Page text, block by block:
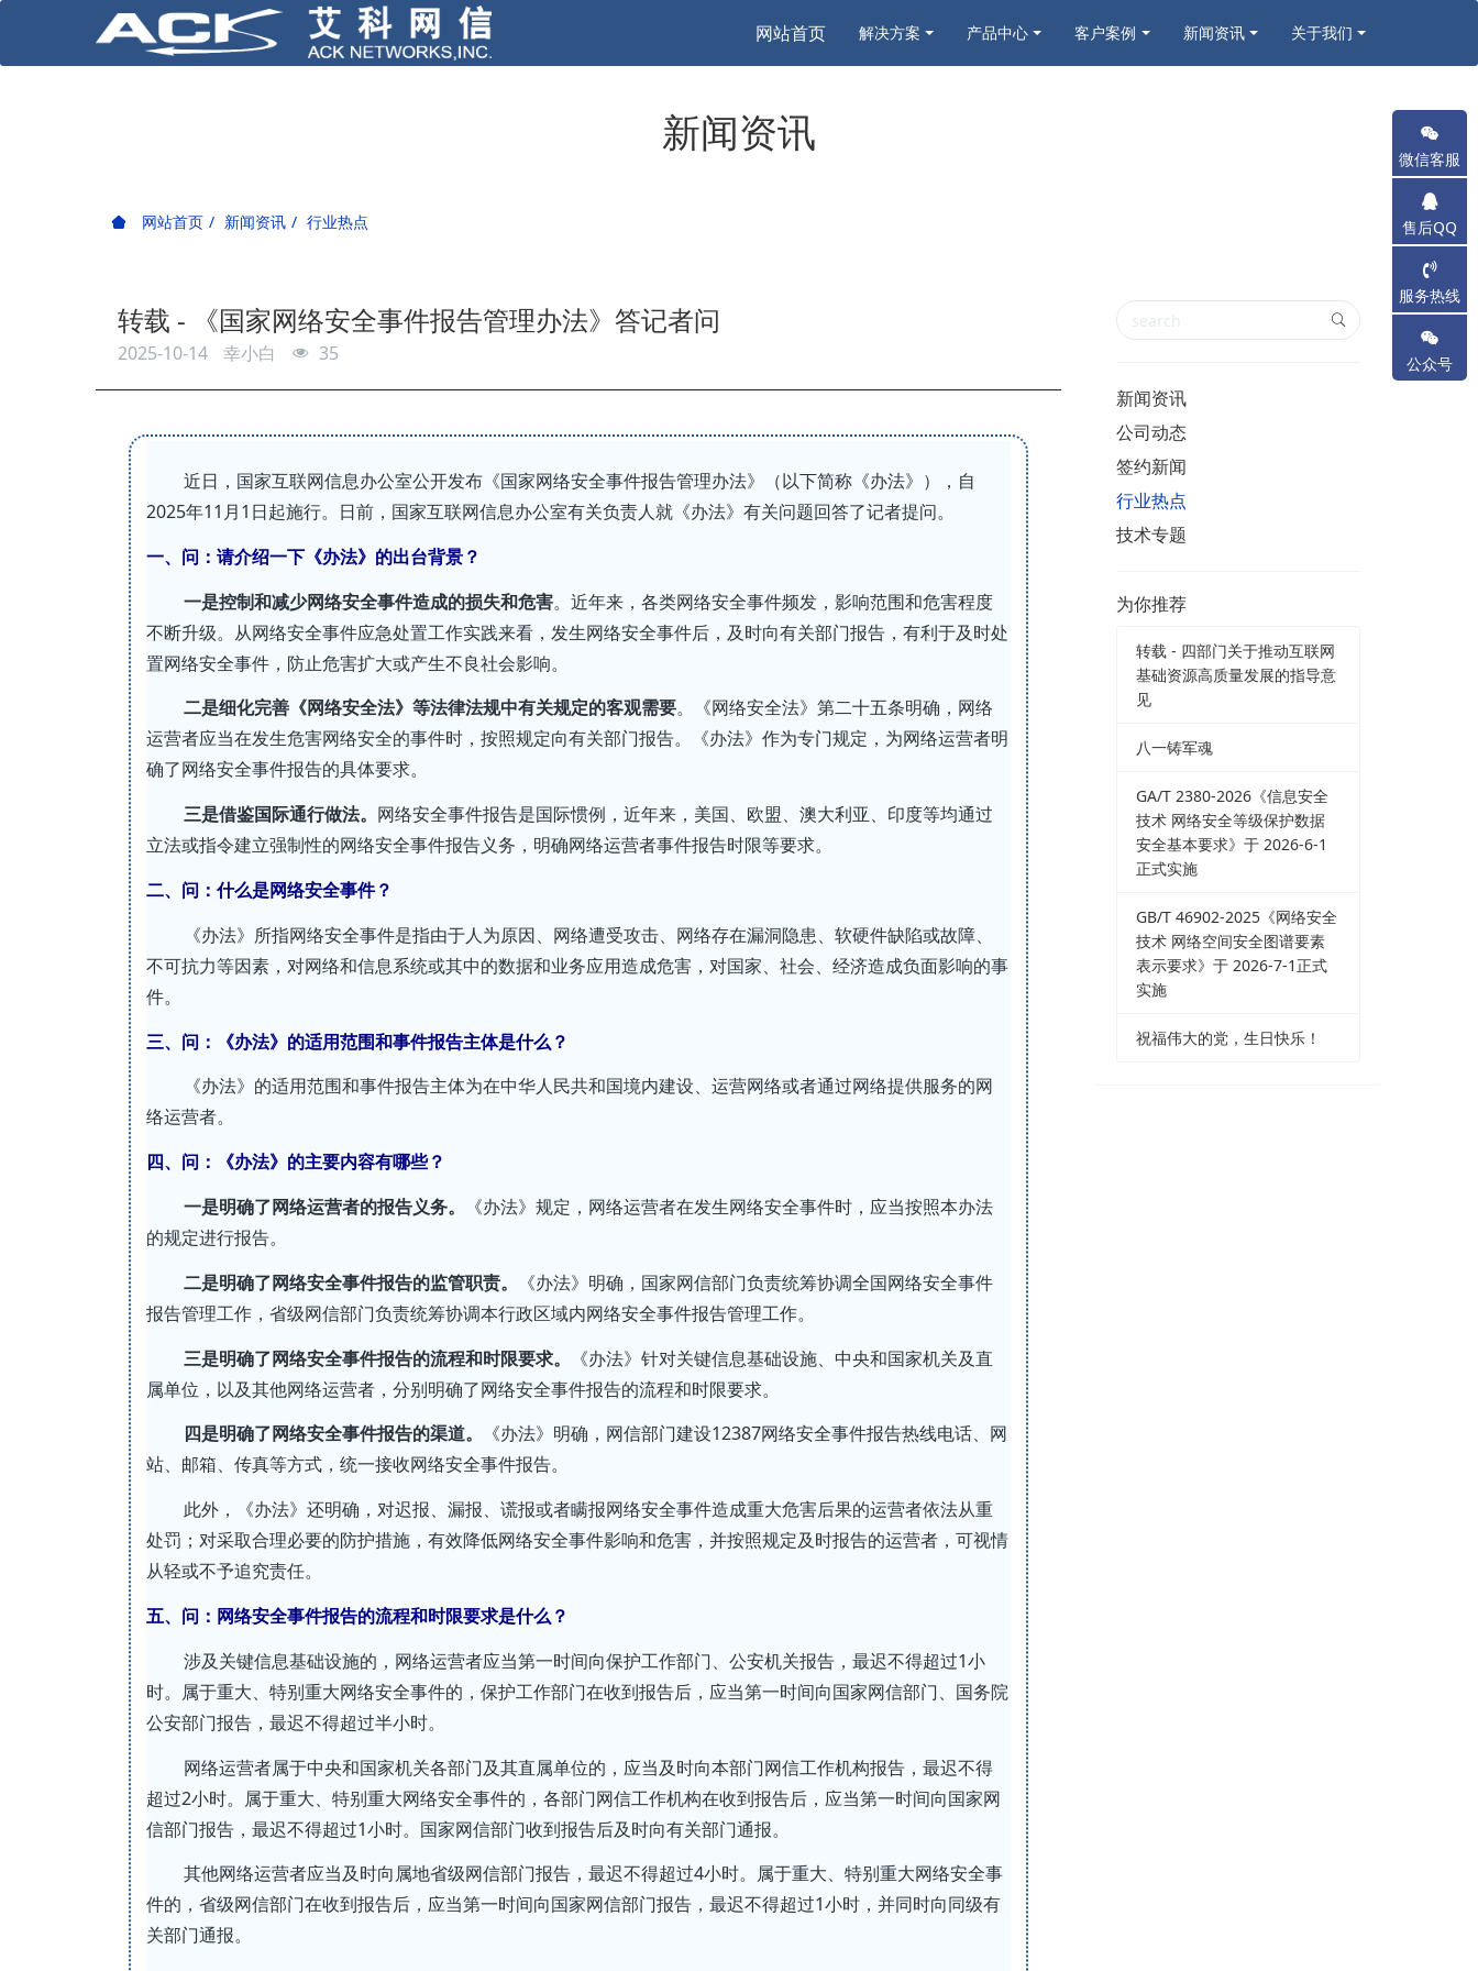
网站首页 解决方案 产品中心 客户案例 新闻资讯 关于我们
新闻资讯
网站首页 新闻资讯 行业热点
转载 - 《国家网络安全事件报告管理办法》答记者问
2025-10-14 幸小白 35
近日，国家互联网信息办公室公开发布《国家网络安全事件报告管理办法》（以下简称《办法》），自
2025年11月1日起施行。日前，国家互联网信息办公室有关负责人就《办法》有关问题回答了记者提问。
一、问：请介绍一下《办法》的出台背景？
一是控制和减少网络安全事件造成的损失和危害。近年来，各类网络安全事件频发，影响范围和危害程度
不断升级。从网络安全事件应急处置工作实践来看，发生网络安全事件后，及时向有关部门报告，有利于及时处
置网络安全事件，防止危害扩大或产生不良社会影响。
二是细化完善《网络安全法》等法律法规中有关规定的客观需要。《网络安全法》第二十五条明确，网络
运营者应当在发生危害网络安全的事件时，按照规定向有关部门报告。《办法》作为专门规定，为网络运营者明
确了网络安全事件报告的具体要求。
三是借鉴国际通行做法。 网络安全事件报告是国际惯例，近年来，美国、欧盟、澳大利亚、印度等均通过
立法或指令建立强制性的网络安全事件报告义务，明确网络运营者事件报告时限等要求。
二、问：什么是网络安全事件？
《办法》所指网络安全事件是指由于人为原因、网络遭受攻击、网络存在漏洞隐患、软硬件缺陷或故障、
不可抗力等因素，对网络和信息系统或其中的数据和业务应用造成危害，对国家、社会、经济造成负面影响的事
件。
三、问：《办法》的适用范围和事件报告主体是什么？
《办法》的适用范围和事件报告主体为在中华人民共和国境内建设、运营网络或者通过网络提供服务的网
络运营者。
四、问：《办法》的主要内容有哪些？
一是明确了网络运营者的报告义务。
《办法》规定，网络运营者在发生网络安全事件时，应当按照本办法
的规定进行报告。
二是明确了网络安全事件报告的监管职责。
《办法》明确，国家网信部门负责统筹协调全国网络安全事件
报告管理工作，省级网信部门负责统筹协调本行政区域内网络安全事件报告管理工作。
三是明确了网络安全事件报告的流程和时限要求。
《办法》针对关键信息基础设施、中央和国家机关及直
属单位，以及其他网络运营者，分别明确了网络安全事件报告的流程和时限要求。
四是明确了网络安全事件报告的渠道。
《办法》明确，网信部门建设12387网络安全事件报告热线电话、网
站、邮箱、传真等方式，统一接收网络安全事件报告。
此外，《办法》还明确，对迟报、漏报、谎报或者瞒报网络安全事件造成重大危害后果的运营者依法从重
处罚；对采取合理必要的防护措施，有效降低网络安全事件影响和危害，并按照规定及时报告的运营者，可视情
从轻或不予追究责任。
五、问：网络安全事件报告的流程和时限要求是什么？
涉及关键信息基础设施的，网络运营者应当第一时间向保护工作部门、公安机关报告，最迟不得超过1小
时。属于重大、特别重大网络安全事件的，保护工作部门在收到报告后，应当第一时间向国家网信部门、国务院
公安部门报告，最迟不得超过半小时。
网络运营者属于中央和国家机关各部门及其直属单位的，应当及时向本部门网信工作机构报告，最迟不得
超过2小时。属于重大、特别重大网络安全事件的，各部门网信工作机构在收到报告后，应当第一时间向国家网
信部门报告，最迟不得超过1小时。国家网信部门收到报告后及时向有关部门通报。
其他网络运营者应当及时向属地省级网信部门报告，最迟不得超过4小时。属于重大、特别重大网络安全事
件的，省级网信部门在收到报告后，应当第一时间向国家网信部门报告，最迟不得超过1小时，并同时向同级有
关部门通报。
新闻资讯
公司动态
签约新闻
行业热点
技术专题
为你推荐
转载 - 四部门关于推动互联网
基础资源高质量发展的指导意
见
八一铸军魂
GA/T 2380-2026《信息安全
技术 网络安全等级保护数据
安全基本要求》于 2026-6-1
正式实施
GB/T 46902-2025《网络安全
技术 网络空间安全图谱要素
表示要求》于 2026-7-1正式
实施
祝福伟大的党，生日快乐！
微信客服
售后QQ
服务热线
公众号